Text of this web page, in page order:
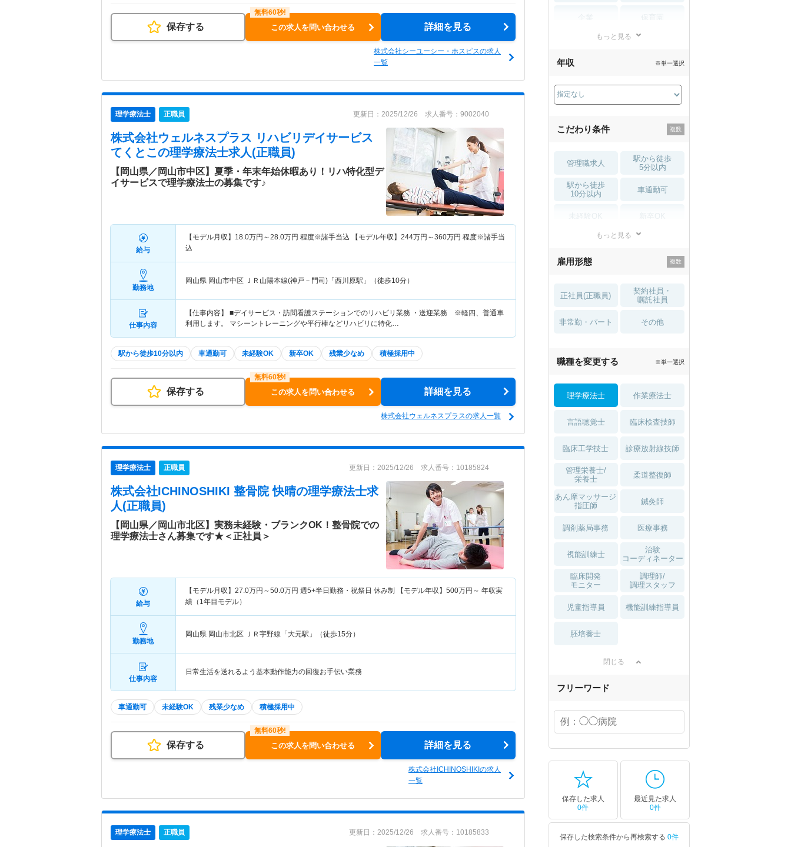
保存する この求人を問い合わせる 詳細を見る
株式会社シーユーシー・ホスピスの求人
一覧
理学療法士 正職員 更新日：2025/12/26 求人番号：9002040
株式会社ウェルネスプラス リハビリデイサービス
てくとこの理学療法士求人(正職員)
【岡山県／岡山市中区】夏季・年末年始休暇あり！リハ特化型デ
イサービスで理学療法士の募集です♪
給与
【モデル月収】 18.0万円～28.0万円 程度※諸手当込 【モデル年収】 244万円～360万円 程度※諸手当
込
勤務地
岡山県 岡山市中区 ＪＲ山陽本線(神戸－門司)「西川原駅」（徒歩10分）
仕事内容
【仕事内容】 ■デイサービス・訪問看護ステーションでのリハビリ業務 ・送迎業務 ※軽四、普通車
利用します。 マシーントレーニングや平行棒などリハビリに特化…
駅から徒歩10分以内 車通勤可 未経験OK 新卒OK 残業少なめ 積極採用中
保存する この求人を問い合わせる 詳細を見る
株式会社ウェルネスプラスの求人一覧
理学療法士 正職員 更新日：2025/12/26 求人番号：10185824
株式会社ICHINOSHIKI 整骨院 快晴の理学療法士求
人(正職員)
【岡山県／岡山市北区】実務未経験・ブランクOK！整骨院での
理学療法士さん募集です★＜正社員＞
給与
【モデル月収】 27.0万円～50.0万円 週5+半日勤務・祝祭日 休み制 【モデル年収】 500万円～ 年収実
績（1年目モデル）
勤務地
岡山県 岡山市北区 ＪＲ宇野線「大元駅」（徒歩15分）
仕事内容
日常生活を送れるよう基本動作能力の回復お手伝い業務
車通勤可 未経験OK 残業少なめ 積極採用中
保存する この求人を問い合わせる 詳細を見る
株式会社ICHINOSHIKIの求人
一覧
理学療法士 正職員 更新日：2025/12/26 求人番号：10185833
薬局・
もっと見る
年収 ※単一選択
こだわり条件
管理職求人
駅から徒歩
5分以内
駅から徒歩
10分以内
車通勤可
住宅手当・補助
土日祝休 無資格 OK
積極採用中 WEB面接OK
もっと見る
雇用形態
正社員(正職員)
契約社員・
嘱託社員
非常勤・パート その他
職種を変更する ※単一選択
理学療法士 作業療法士
言語聴覚士 臨床検査技師
臨床工学技士 診療放射線技師
管理栄養士/
栄養士
柔道整復師
あん摩マッサージ
指圧師
鍼灸師
調剤薬局事務 医療事務
視能訓練士
治験
コーディネーター
臨床開発
モニター
調理師/
調理スタッフ
児童指導員 機能訓練指導員
胚培養士
閉じる
フリーワード
保存した求人
0件
最近見た求人
0件
保存した検索条件から再検索する 0件